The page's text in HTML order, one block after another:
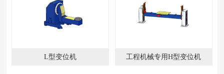
L型变位机 工程机械专用H型变位机